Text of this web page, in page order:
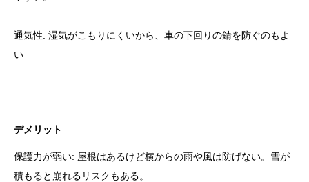
通気性: 湿気がこもりにくいから、車の下回りの錆を防ぐのもよ
い
デメリット
保護力が弱い: 屋根はあるけど横からの雨や風は防げない。雪が
積もると崩れるリスクもある。